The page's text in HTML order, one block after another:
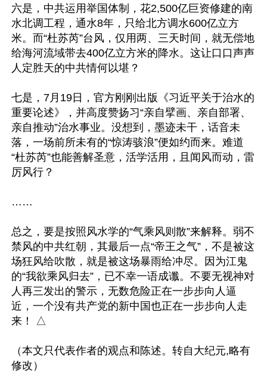
六是，中共运用举国体制，花2,500亿巨资修建的南
水北调工程，通水8年，只给北方调水600亿立方
米。而“杜苏芮”台风，仅用两、三天时间，就无偿地
给海河流域带去400亿立方米的降水。这让口口声声
人定胜天的中共情何以堪？
七是，7月19日，官方刚刚出版《习近平关于治水的
重要论述》，并高度赞扬习“亲自擘画、亲自部署、
亲自推动”治水事业。没想到，墨迹未干，话音未
落，一场前所未有的“惊涛骇浪”便如约而来。难道
“杜苏芮”也能善解圣意，活学活用，且闻风而动，雷
厉风行？
……
总之，要是按照风水学的“气乘风则散”来解释。弱不
禁风的中共红朝，其最后一点“帝王之气”，不是被这
场狂风给吹散，就是被这场暴雨给冲尽。因为江鬼
的“我欲乘风归去”，已不幸一语成谶。不要无视神对
人再三发出的警示，无数危险正在一步步向人逼
近，一个没有共产党的新中国也正在一步步向人走
来！ △
（本文只代表作者的观点和陈述。转自大纪元,略有